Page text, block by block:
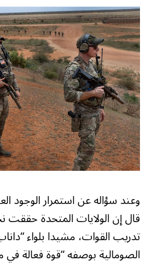
وعند سؤاله عن استمرار الوجود
قال إن الولايات المتحدة
تدريب القوات، مشيدا بلواء
الصومالية بوصفه “قوة فعالة في